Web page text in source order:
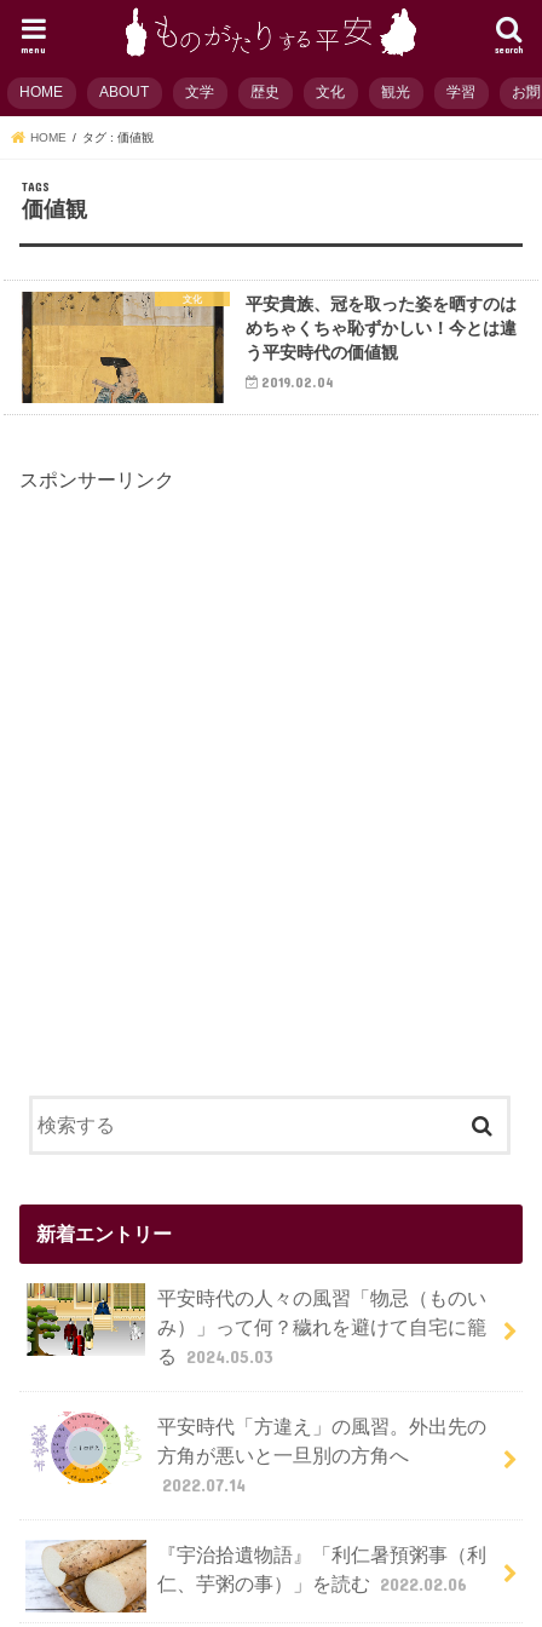
search
menu
HOME ABOUT 文学 歴史 文化 観光 学習 お
HOME タグ : 価値観
価値観
文化
平安貴族、冠を取った姿を晒すのは
めちゃくちゃ恥ずかしい！今とは違
う平安時代の価値観
2019.02.04
スポンサーリンク
新着エントリー
平安時代の人々の風習「物忌（ものい
み）」って何？穢れを避けて自宅に籠
る
2024.05.03
平安時代「方違え」の風習。外出先の
方角が悪いと一旦別の方角へ
2022.07.14
『宇治拾遺物語』「利仁暑預粥事（利
仁、芋粥の事）」を読む 2022.02.06